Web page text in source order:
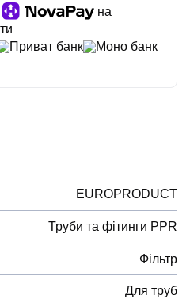
на
Приват банк
Моно банк
EUROPRODUCT
Труби та фітинги PPR
Фільтр
Для труб